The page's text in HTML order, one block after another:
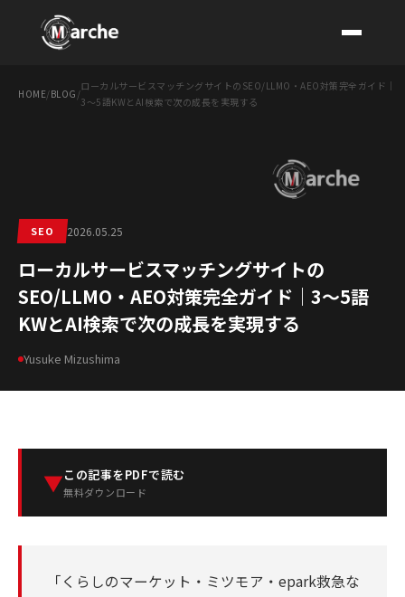
HOME/BLOG /
ローカルサービスマッチングサイトのSEO/LLMO・AEO対策完全ガイド｜
3〜5語KWとAI検索で次の成長を実現する
SEO 2026.05.25
ローカルサービスマッチングサイトの
SEO/LLMO・AEO対策完全ガイド｜3〜5語
KWとAI検索で次の成長を実現する
Yusuke Mizushima
▼この記事をPDFで読む
無料ダウンロード
「くらしのマーケット・ミツモア・epark救急な